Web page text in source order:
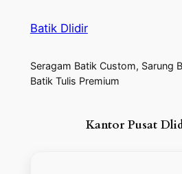
Batik Dlidir
Seragam Batik Custom, Sarung
Batik Tulis Premium
Kantor Pusat